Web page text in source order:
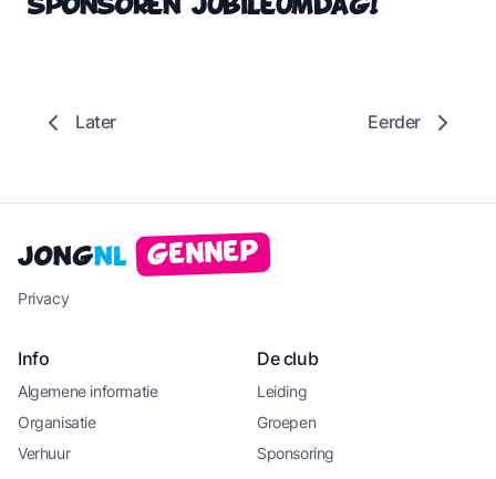
Sponsoren jubileumdag!
Later Eerder
JongNL Gennep
Privacy
Info
Algemene informatie
Organisatie
Verhuur
De club
Leiding
Groepen
Sponsoring